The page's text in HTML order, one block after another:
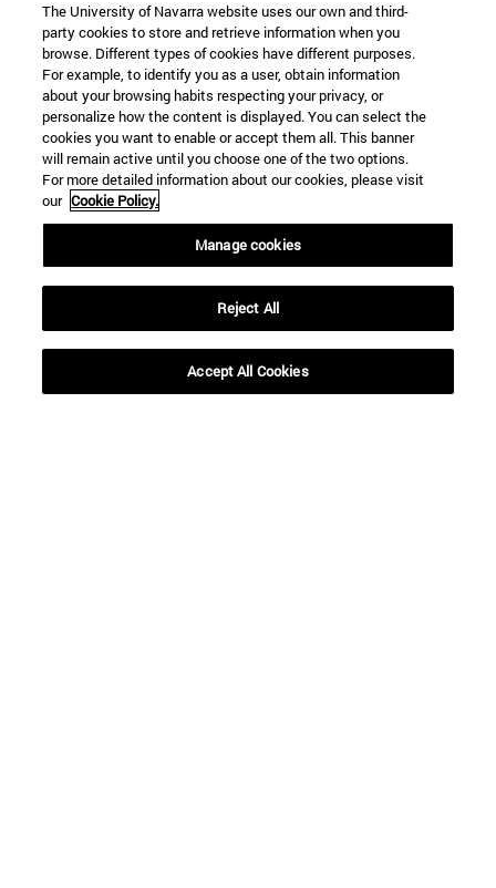
The University of Navarra website uses our own and third-
party cookies to store and retrieve information when you
browse. Different types of cookies have different purposes.
For example, to identify you as a user, obtain information
about your browsing habits respecting your privacy, or
personalize how the content is displayed. You can select the
cookies you want to enable or accept them all. This banner
will remain active until you choose one of the two options.
For more detailed information about our cookies, please visit
our Cookie Policy.
Manage cookies
Reject All
Accept All Cookies